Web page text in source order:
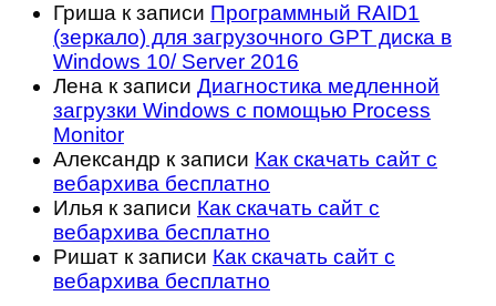
Гриша к записи Программный RAID1
(зеркало) для загрузочного GPT диска в
Windows 10/ Server 2016
Лена к записи Диагностика медленной
загрузки Windows с помощью Process
Monitor
Александр к записи Как скачать сайт с
вебархива бесплатно
Илья к записи Как скачать сайт с
вебархива бесплатно
Ришат к записи Как скачать сайт с
вебархива бесплатно